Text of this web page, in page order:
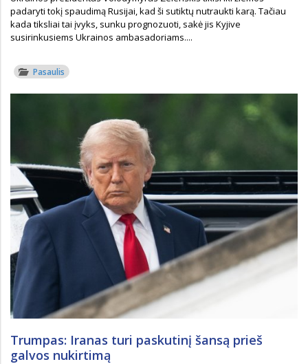
padaryti tokį spaudimą Rusijai, kad ši sutiktų nutraukti karą. Tačiau
kada tiksliai tai įvyks, sunku prognozuoti, sakė jis Kyjive
susirinkusiems Ukrainos ambasadoriams....
Pasaulis
Trumpas: Iranas turi paskutinį šansą prieš
galvos nukirtimą